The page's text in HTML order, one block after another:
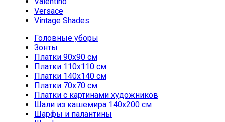
Versace
Vintage Shades
Головные уборы
Зонты
Платки 90х90 см
Платки 110х110 см
Платки 140х140 см
Платки 70х70 см
Платки с картинами художников
Шали из кашемира 140х200 см
Шарфы и палантины